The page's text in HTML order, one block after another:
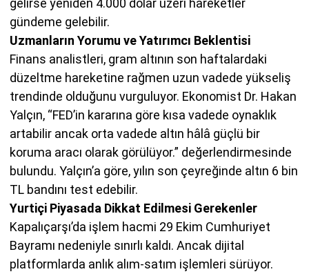
gündeme gelebilir.
Uzmanların Yorumu ve Yatırımcı Beklentisi
Finans analistleri, gram altının son haftalardaki
düzeltme hareketine rağmen uzun vadede yükseliş
trendinde olduğunu vurguluyor. Ekonomist Dr. Hakan
Yalçın, “FED’in kararına göre kısa vadede oynaklık
artabilir ancak orta vadede altın hâlâ güçlü bir
koruma aracı olarak görülüyor.” değerlendirmesinde
bulundu. Yalçın’a göre, yılın son çeyreğinde altın 6 bin
TL bandını test edebilir.
Yurtiçi Piyasada Dikkat Edilmesi Gerekenler
Kapalıçarşı’da işlem hacmi 29 Ekim Cumhuriyet
Bayramı nedeniyle sınırlı kaldı. Ancak dijital
platformlarda anlık alım-satım işlemleri sürüyor.